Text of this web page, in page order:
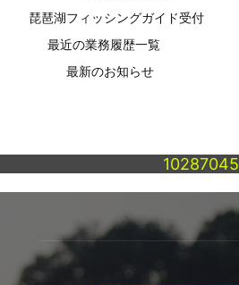
琵琶湖フィッシングガイド受付
最近の業務履歴一覧
最新のお知らせ
10287045